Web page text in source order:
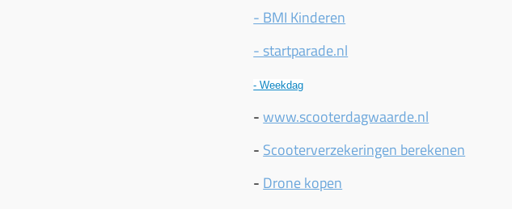
- BMI Kinderen
- startparade.nl
- Weekdag
-www.scooterdagwaarde.nl
- Scooterverzekeringen berekenen
- Drone kopen